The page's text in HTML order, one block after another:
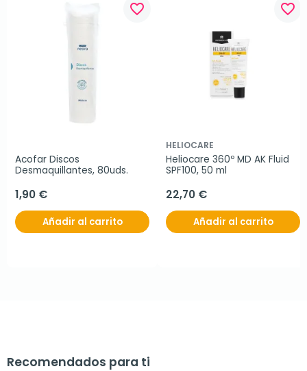
favorite_border
Acofar Discos
Desmaquillantes, 80uds.
1,90 €
Añadir al carrito
favorite_border
HELIOCARE
Heliocare 360º MD AK Fluid
SPF100, 50 ml
22,70 €
Añadir al carrito
Recomendados para ti